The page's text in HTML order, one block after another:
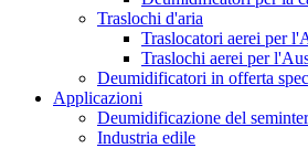
Traslochi d'aria
Traslocatori aerei per
Traslochi aerei per
Deumidificatori in offerta
Applicazioni
Deumidificazione del
Industria edile